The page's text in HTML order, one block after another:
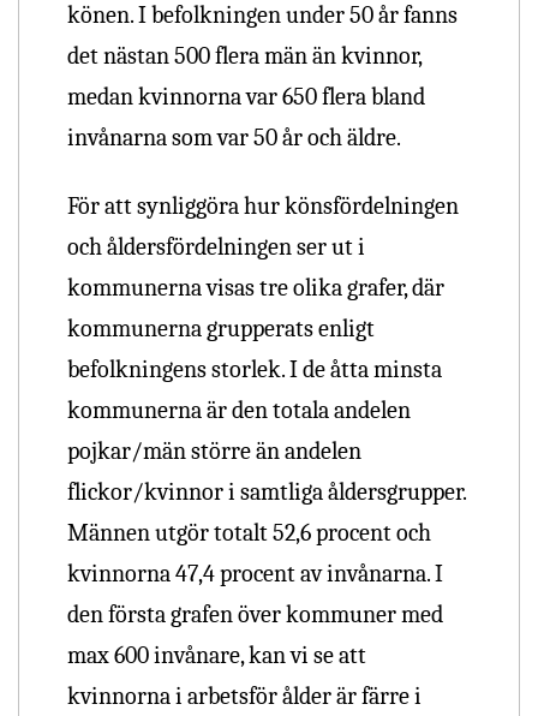
könen.I befolkningen under 50 år fanns
det nästan 500 flera män än kvinnor,
medan kvinnorna var 650 flera bland
invånarna som var 50 år och äldre.
För att synliggöra hur könsfördelningen
och åldersfördelningen ser ut i
kommunerna visas tre olika grafer, där
kommunerna grupperats enligt
befolkningens storlek. I de åtta minsta
kommunerna är den totala andelen
pojkar/män större än andelen
flickor/kvinnor i samtliga åldersgrupper.
Männen utgör totalt 52,6 procent och
kvinnorna 47,4 procent av invånarna. I
den första grafen över kommuner med
max 600 invånare, kan vi se att
kvinnorna i arbetsför ålder är färre i